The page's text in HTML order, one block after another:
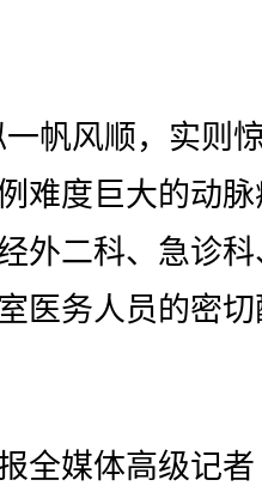
帆风顺，实则
难度巨大的动
外二科、急诊
医务人员的密切
媒体高级记者